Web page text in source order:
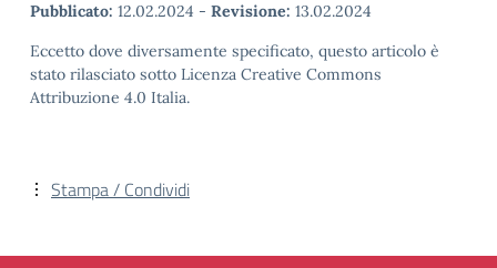
Pubblicato: 12.02.2024 - Revisione: 13.02.2024
Eccetto dove diversamente specificato, questo articolo è
stato rilasciato sotto Licenza Creative Commons
Attribuzione 4.0 Italia.
Stampa / Condividi